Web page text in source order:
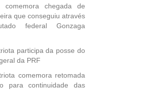
comemora chegada de
que conseguiu através
federal Gonzaga
participa da posse do
da PRF
comemora retomada
para continuidade das